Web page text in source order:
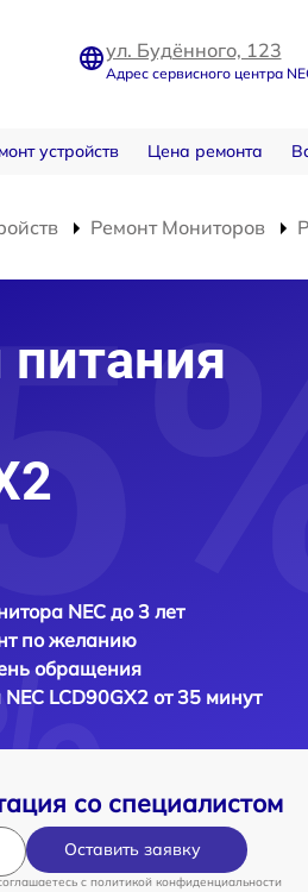
ул. Будённого, 123
Адрес сервисного центра
устройств Цена ремонта
Ремонт Мониторов
NEC до 3 лет
по желанию
обращения
NEC LCD90GX2 от 35 минут
со специалистом
Оставить заявку
c политикой конфиденциальности